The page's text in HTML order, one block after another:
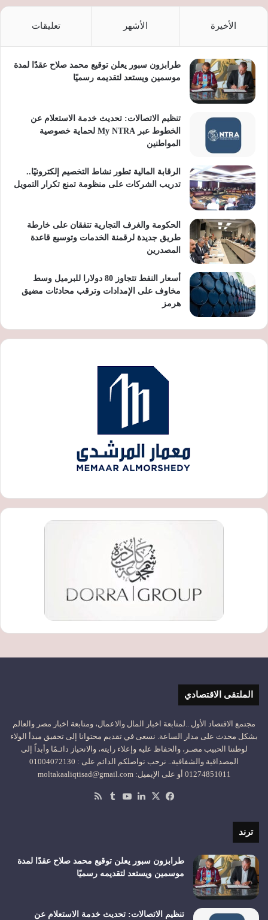
الأخيرة الأشهر تعليقات
طرابزون سبور يعلن توقيع محمد صلاح عقدًا لمدة
موسمين ويستعد لتقديمه رسميًا
تنظيم الاتصالات: تحديث خدمة الاستعلام عن
الخطوط عبر My NTRA لحماية خصوصية
المواطنين
الرقابة المالية تطور نشاط التخصيم إلكترونيًا..
تدريب الشركات على منظومة تمنع تكرار التمويل
الحكومة والغرف التجارية تتفقان على خارطة
طريق جديدة لرقمنة الخدمات وتوسيع قاعدة
المصدرين
أسعار النفط تتجاوز 80 دولارا للبرميل وسط
مخاوف على الإمدادات وترقب محادثات مضيق
هرمز
الملتقى الاقتصادي
مجتمع الاقتصاد الأول ..لمتابعة اخبار المال والاعمال، ومتابعة اخبار مصر والعالم
بشكل محدث على مدار الساعة. نسعى في تقديم محتوانا إلى تحقيق مبدأ الولاء
لوطننا الحبيب مصـر، والحفاظ عليه وإعلاء رايته، والانحياز دائـمًا وأبداً إلى
المصداقية والشفافية.. نرحب تواصلكم الدائم على : 01004072130
01274851011 أو على الإيميل: moltakaaliqtisad@gmail.com
فيسبوك
‫X لينكدإن‫YouTube
ترند
طرابزون سبور يعلن توقيع محمد صلاح عقدًا لمدة
موسمين ويستعد لتقديمه رسميًا
تنظيم الاتصالات: تحديث خدمة الاستعلام عن